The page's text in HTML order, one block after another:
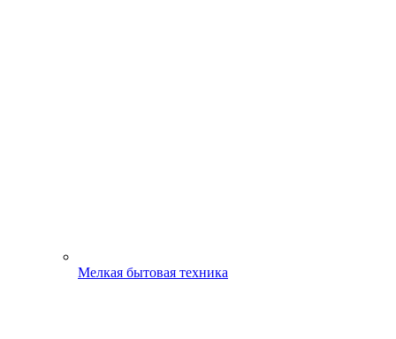
Мелкая бытовая техника